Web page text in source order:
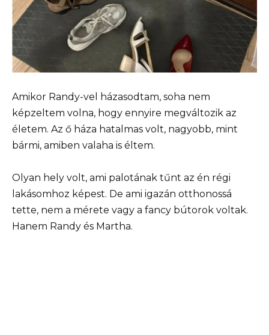
Amikor Randy-vel házasodtam, soha nem
képzeltem volna, hogy ennyire megváltozik az
életem. Az ő háza hatalmas volt, nagyobb, mint
bármi, amiben valaha is éltem.
Olyan hely volt, ami palotának tűnt az én régi
lakásomhoz képest. De ami igazán otthonossá
tette, nem a mérete vagy a fancy bútorok voltak.
Hanem Randy és Martha.